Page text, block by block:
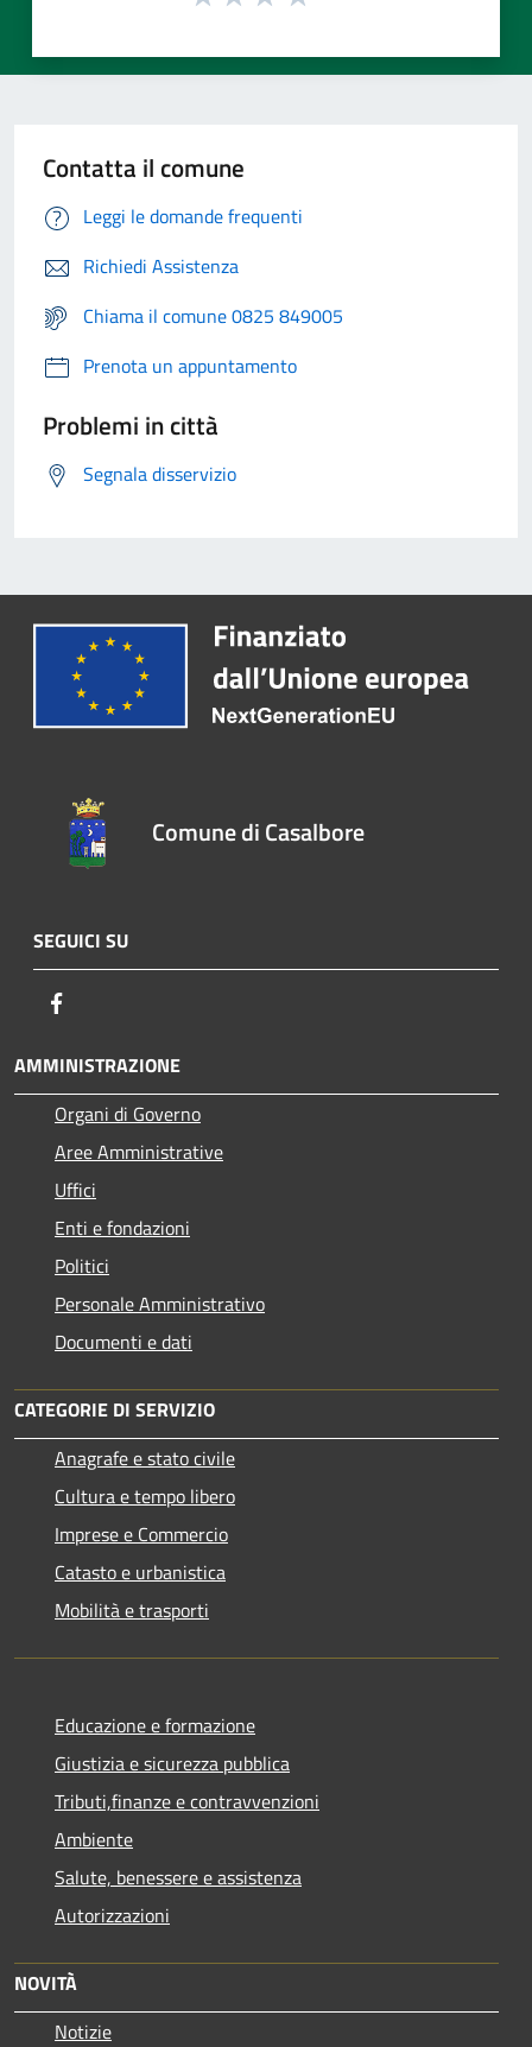
Contatta il comune
Leggi le domande frequenti
Richiedi Assistenza
Chiama il comune 0825 849005
Prenota un appuntamento
Problemi in città
Segnala disservizio
Comune di Casalbore
SEGUICI SU
AMMINISTRAZIONE
Organi di Governo
Aree Amministrative
Uffici
Enti e fondazioni
Politici
Personale Amministrativo
Documenti e dati
CATEGORIE DI SERVIZIO
Anagrafe e stato civile
Cultura e tempo libero
Imprese e Commercio
Catasto e urbanistica
Mobilità e trasporti
Educazione e formazione
Giustizia e sicurezza pubblica
Tributi,finanze e contravvenzioni
Ambiente
Salute, benessere e assistenza
Autorizzazioni
NOVITÀ
Notizie